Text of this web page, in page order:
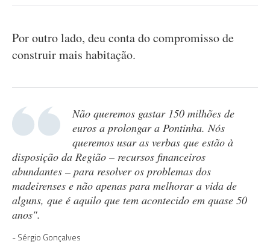
Por outro lado, deu conta do compromisso de
construir mais habitação.
Não queremos gastar 150 milhões de
euros a prolongar a Pontinha. Nós
queremos usar as verbas que estão à
disposição da Região – recursos financeiros
abundantes – para resolver os problemas dos
madeirenses e não apenas para melhorar a vida de
alguns, que é aquilo que tem acontecido em quase 50
anos".
Sérgio Gonçalves